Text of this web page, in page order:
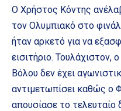
Ο Χρήστος Κόντης
τον Ολυμπιακό στο
ήταν αρκετό για να
εισιτήριο. Τουλάχιστον,
Βόλου δεν έχει
αντιμετωπίσει καθώς ο
απουσίασε το τελευταίο